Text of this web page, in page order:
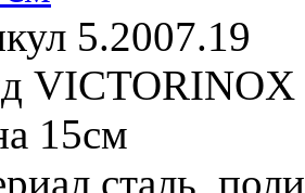
5.2007.19
VICTORINOX
15см
сталь,